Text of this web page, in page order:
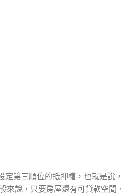
定第三順位的抵押權，也就是說
來說，只要房屋還有可貸款空間